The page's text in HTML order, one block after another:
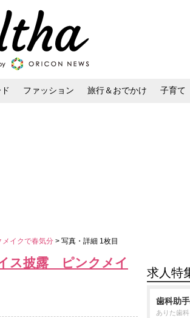
ファッション 旅行＆おでかけ 子育て
イクで春気分 > 写真・詳細 1枚目
ス披露 ピンクメイ
求人特
歯科助
ありた歯